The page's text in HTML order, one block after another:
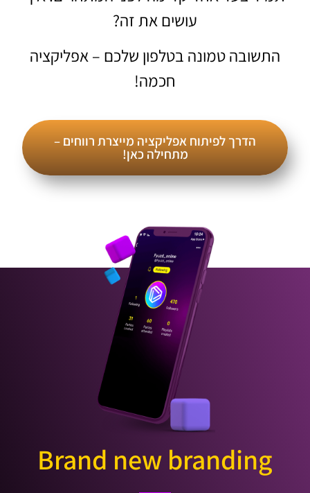
עושים את זה?
התשובה טמונה בטלפון שלכם – אפליקציה
חכמה!
הדרך לפיתוח אפליקציה מייצרת רווחים –
מתחילה כאן!
Brand new branding